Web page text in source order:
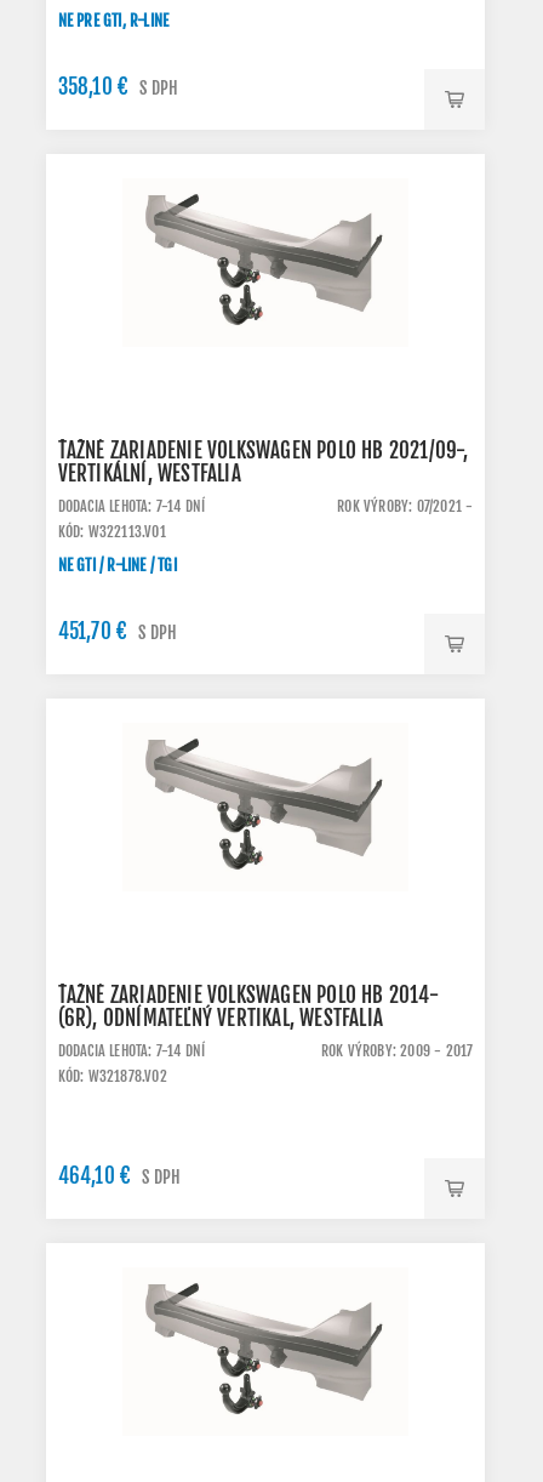
NE PRE GTI, R-LINE
358,10 € S DPH
ŤAŽNÉ ZARIADENIE VOLKSWAGEN POLO HB 2021/09-,
VERTIKÁLNÍ, WESTFALIA
DODACIA LEHOTA: 7-14 DNÍ
ROK VÝROBY: 07/2021 -
KÓD: W322113.VO1
NE GTI / R-LINE / TGI
451,70 € S DPH
ŤAŽNÉ ZARIADENIE VOLKSWAGEN POLO HB 2014-
(6R), ODNÍMATEĽNÝ VERTIKAL, WESTFALIA
DODACIA LEHOTA: 7-14 DNÍ
ROK VÝROBY: 2009 - 2017
KÓD: W321878.VO2
464,10 € S DPH